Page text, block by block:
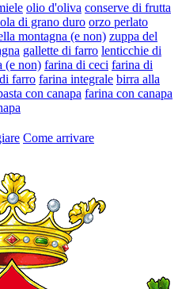
olio d'oliva conserve di frutta
di grano duro orzo perlato
montagna (e non) zuppa del
gallette di farro lenticchie di
(e non) farina di ceci farina di
farro farina integrale birra alla
con canapa farina con canapa
Come arrivare